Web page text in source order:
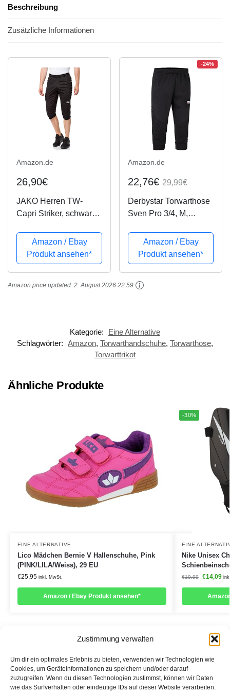
Zustimmung verwalten
Um dir ein optimales Erlebnis zu bieten, verwenden wir Technologien wie
Cookies, um Geräteinformationen zu speichern und/oder darauf
zuzugreifen. Wenn du diesen Technologien zustimmst, können wir Daten
wie das Surfverhalten oder eindeutige IDs auf dieser Website verarbeiten.
Beschreibung
Zusätzliche Informationen
Amazon.de
26,90€
JAKO Herren TW-
Capri Striker, schwarz,
Amazon / Ebay
Produkt ansehen*
-24%
Amazon.de
22,76€ 29,99€
Derbystar Torwarthose
Sven Pro 3/4, M,
Amazon / Ebay
Produkt ansehen*
Amazon price updated: 2. August 2026 22:59
Kategorie:
Eine Alternative
Schlagwörter: Amazon, Torwarthandschuhe, Torwarthose,
Torwarttrikot
Ähnliche Produkte
EINE ALTERNATIVE
Lico Mädchen Bernie V Hallenschuhe, Pink
(PINK/LILA/Weiss), 29 EU
€25,95 inkl. MwSt.
Amazon / Ebay Produkt ansehen*
-30%
EINE
Nike Unisex
€19,99 €14,09
Informationen: